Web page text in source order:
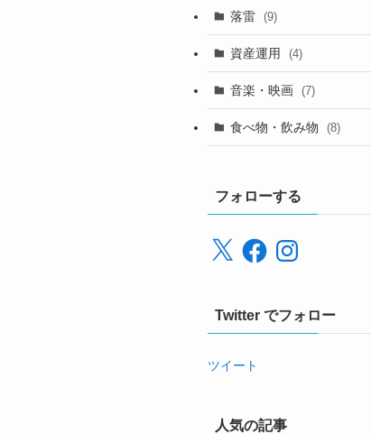
落雷 (9)
資産運用 (4)
音楽・映画 (7)
食べ物・飲み物 (8)
フォローする
X FacebookInstagram
Twitter でフォロー
ツイート
人気の記事